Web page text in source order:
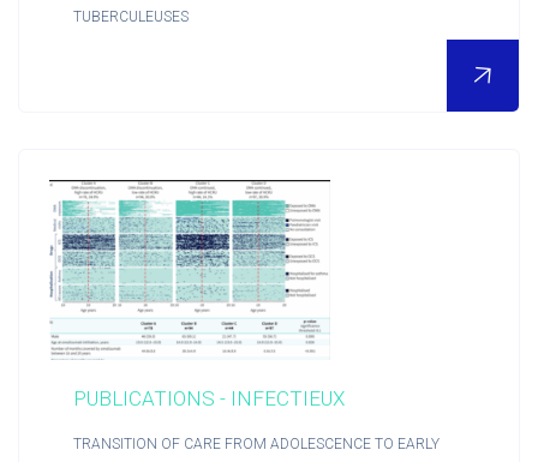
TUBERCULEUSES
PUBLICATIONS - INFECTIEUX
TRANSITION OF CARE FROM ADOLESCENCE TO EARLY